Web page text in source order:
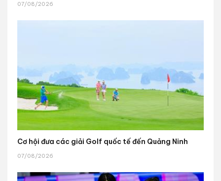
07/08/2026
Cơ hội đưa các giải Golf quốc tế đến Quảng Ninh
07/08/2026